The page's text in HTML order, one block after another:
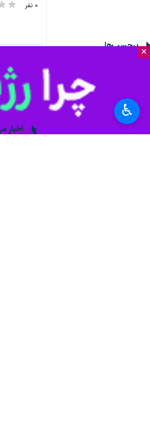
×
۰ نفر
برچسب‌ها
رزمايش
اخبار
♿︎